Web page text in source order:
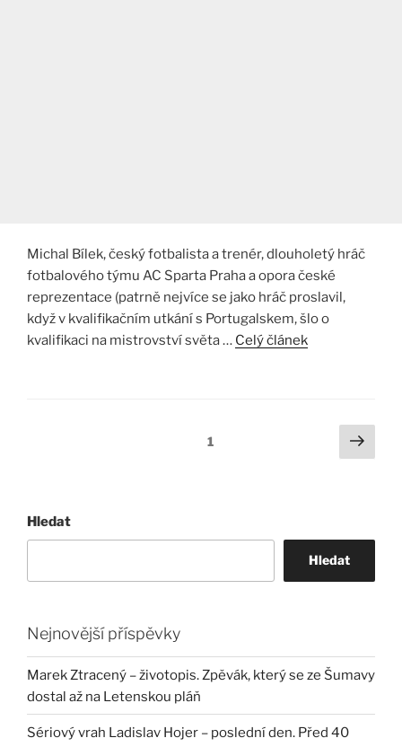
Michal Bílek, český fotbalista a trenér, dlouholetý hráč
fotbalového týmu AC Sparta Praha a opora české
reprezentace (patrně nejvíce se jako hráč proslavil,
když v kvalifikačním utkání s Portugalskem, šlo o
kvalifikaci na mistrovství světa … Celý článek
Stránka:1
Další
Hledat
Hledat
Nejnovější příspěvky
Marek Ztracený – životopis. Zpěvák, který se ze Šumavy
dostal až na Letenskou pláň
Sériový vrah Ladislav Hojer – poslední den. Před 40